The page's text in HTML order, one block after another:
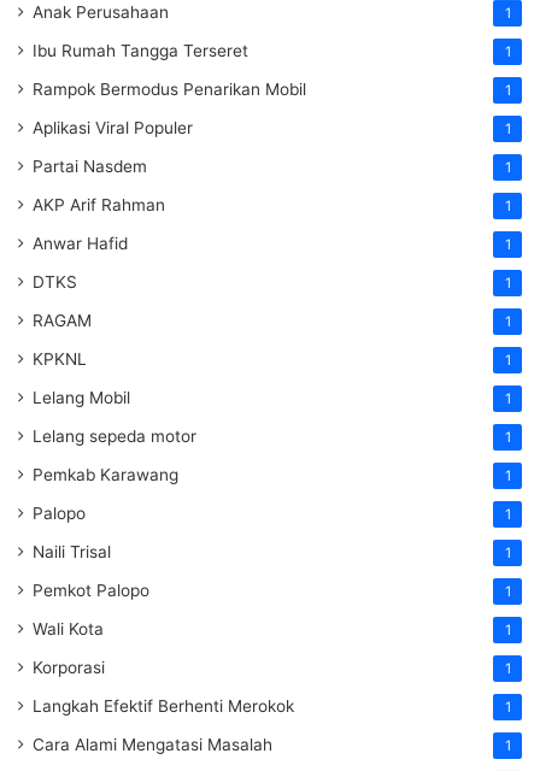
Anak Perusahaan 1
Ibu Rumah Tangga Terseret 1
Rampok Bermodus Penarikan Mobil 1
Aplikasi Viral Populer 1
Partai Nasdem 1
AKP Arif Rahman 1
Anwar Hafid 1
DTKS 1
RAGAM 1
KPKNL 1
Lelang Mobil 1
Lelang sepeda motor 1
Pemkab Karawang 1
Palopo 1
Naili Trisal 1
Pemkot Palopo 1
Wali Kota 1
Korporasi 1
Langkah Efektif Berhenti Merokok 1
Cara Alami Mengatasi Masalah 1